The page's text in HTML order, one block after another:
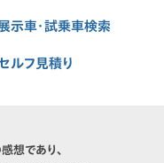
示車・試乗車検索
ルフ見積り
想であり、